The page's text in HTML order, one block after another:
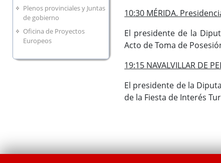
Plenos provinciales y Juntas
de gobierno
Oficina de Proyectos
Europeos
10:30 MÉRIDA.
El presidente de la
Acto de Toma de
19:15 NAVALVILLAR DE
El presidente de la
de la Fiesta de Interés